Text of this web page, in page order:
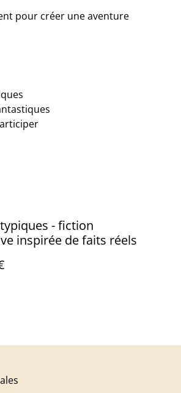
pour créer une aventure
- fiction
inspirée de faits réels